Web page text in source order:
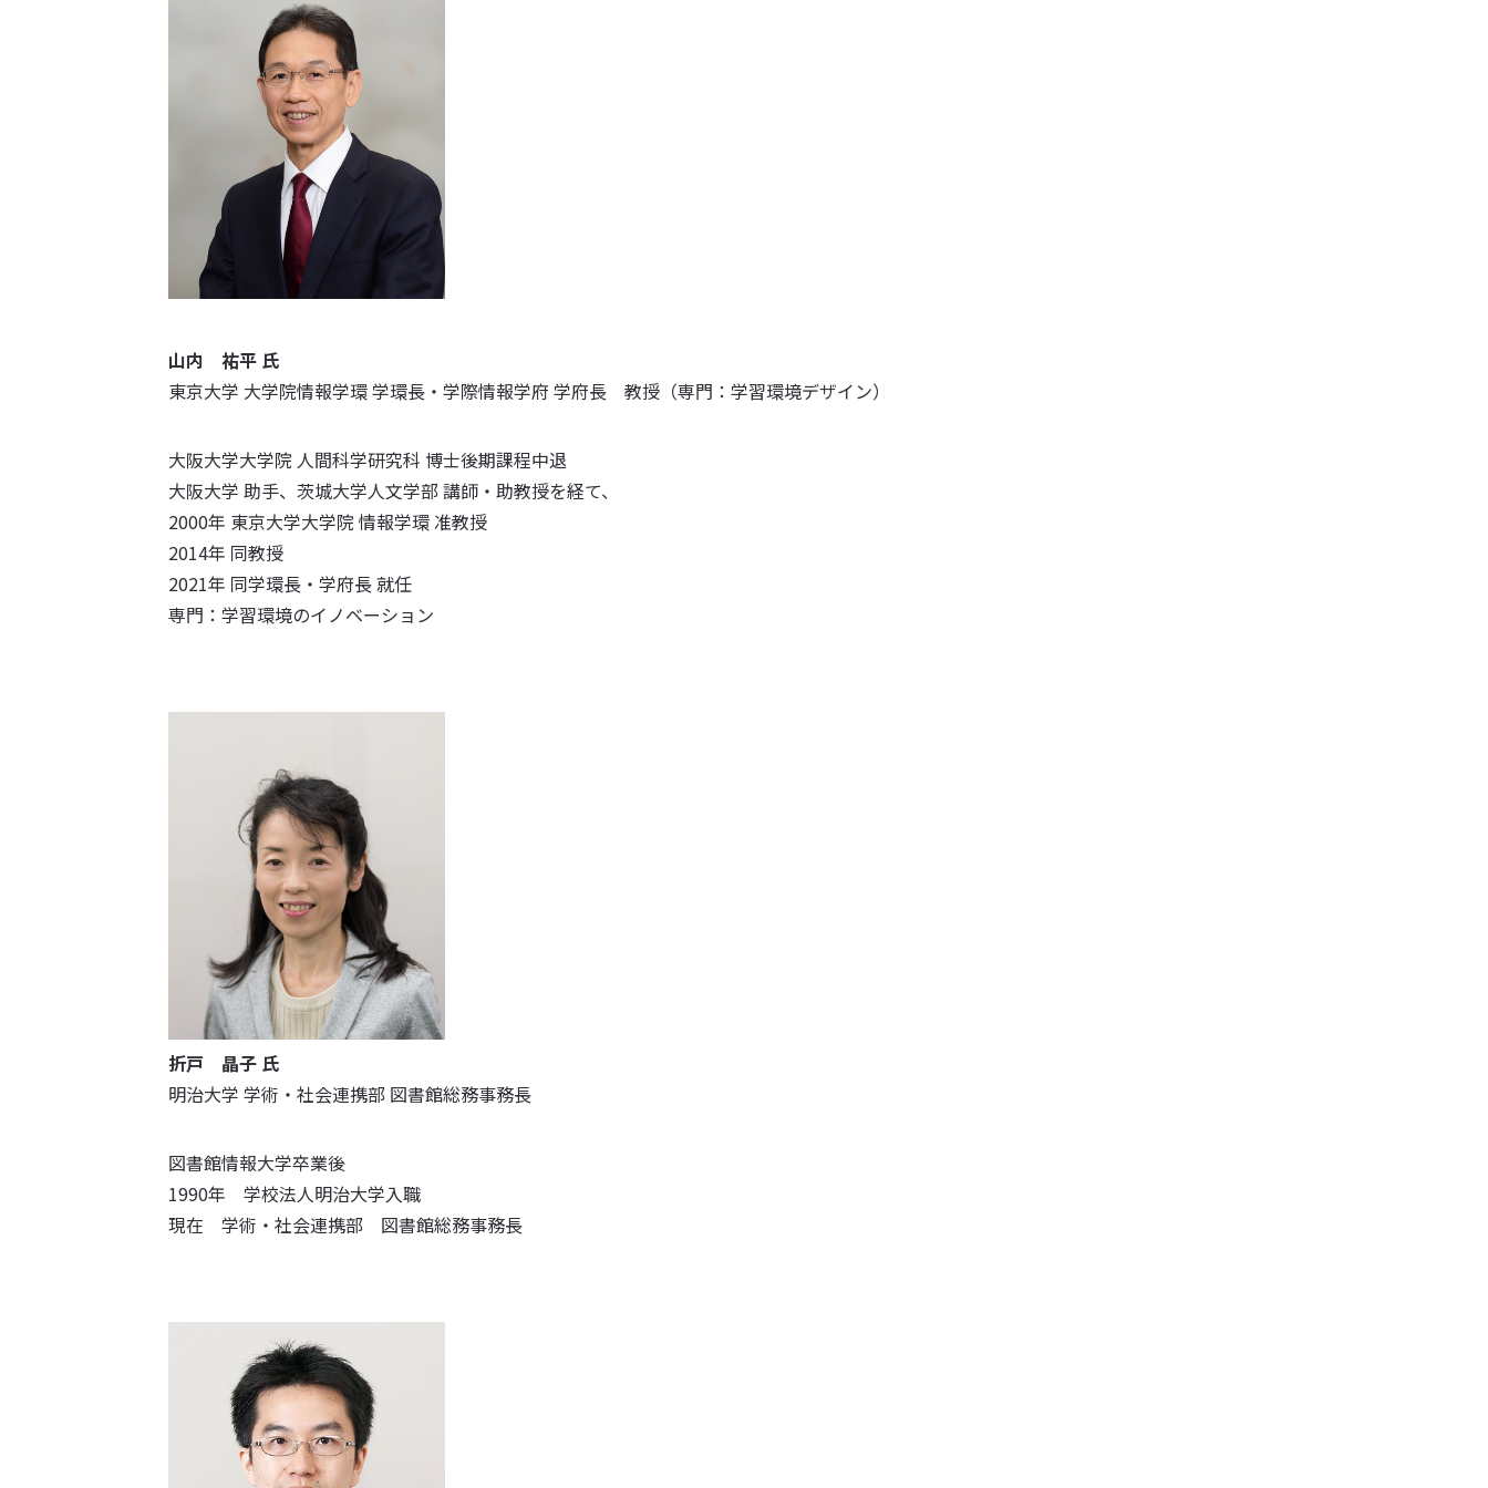
山内 祐平 氏
東京大学 大学院情報学環 学環長・学際情報学府 学府長 教授（専門：学習環境デザイン）
大阪大学大学院 人間科学研究科 博士後期課程中退
大阪大学 助手、茨城大学人文学部 講師・助教授を経て、
2000年 東京大学大学院 情報学環 准教授
2014年 同教授
2021年 同学環長・学府長 就任
専門：学習環境のイノベーション
折戸 晶子 氏
明治大学 学術・社会連携部 図書館総務事務長
図書館情報大学卒業後
1990年 学校法人明治大学入職
現在 学術・社会連携部 図書館総務事務長